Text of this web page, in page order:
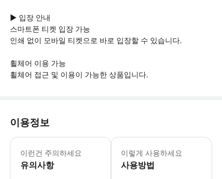
▶ 입장 안내
스마트폰 티켓 입장 가능
인쇄 없이 모바일 티켓으로 바로 입장할 수 있습니다.
휠체어 이용 가능
휠체어 접근 및 이용이 가능한 상품입니다.
이용정보
이런건 주의하세요
유의사항
▶ 꼭 알아두세요 이 경로는 ADA를 준
이렇게 사용하세요
사용방법